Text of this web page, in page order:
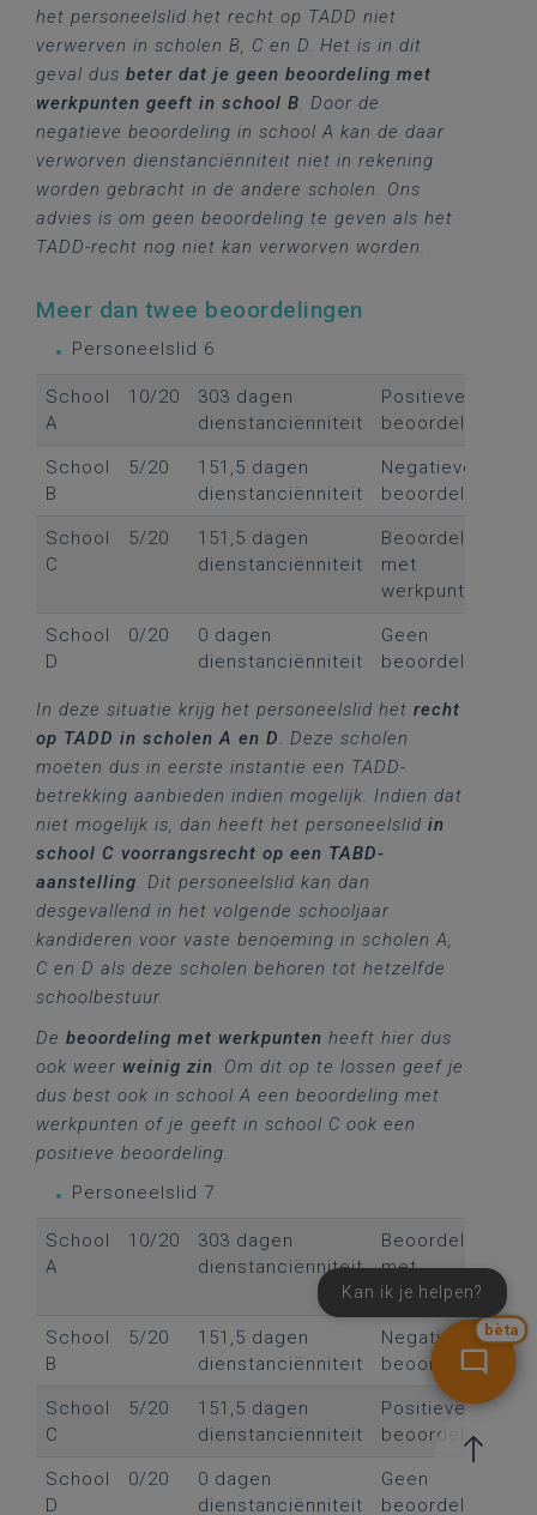
het personeelslid het recht op TADD niet
verwerven in scholen B, C en D. Het is in dit
geval dus beter dat je geen beoordeling met
werkpunten geeft in school B. Door de
negatieve beoordeling in school A kan de daar
verworven dienstanciënniteit niet in rekening
worden gebracht in de andere scholen. Ons
advies is om geen beoordeling te geven als het
TADD-recht nog niet kan verworven worden.
Meer dan twee beoordelingen
Personeelslid 6
School
A
10/20
303 dagen
dienstanciënniteit
Positieve
beoordeling
School
B
5/20
151,5 dagen
dienstanciënniteit
Negatieve
beoordeling
School
C
5/20
151,5 dagen
dienstanciënniteit
Beoordeling
met
werkpunten
School
D
0/20
0 dagen
dienstanciënniteit
Geen
beoordeling
In deze situatie krijg het personeelslid het recht
op TADD in scholen A en D. Deze scholen
moeten dus in eerste instantie een TADD-
betrekking aanbieden indien mogelijk. Indien dat
niet mogelijk is, dan heeft het personeelslid in
school C voorrangsrecht op een TABD-
aanstelling. Dit personeelslid kan dan
desgevallend in het volgende schooljaar
kandideren voor vaste benoeming in scholen A,
C en D als deze scholen behoren tot hetzelfde
schoolbestuur.
De beoordeling met werkpunten heeft hier dus
ook weer weinig zin. Om dit op te lossen geef je
dus best ook in school A een beoordeling met
werkpunten of je geeft in school C ook een
positieve beoordeling.
Personeelslid 7
School
A
10/20
303 dagen
dienstanciënniteit
Beoordeling
met
werkpunten
School
B
5/20
151,5 dagen
dienstanciënniteit
Negatieve
beoordeling
School
C
5/20
151,5 dagen
dienstanciënniteit
Positieve
beoordeling
School
D
0/20
0 dagen
dienstanciënniteit
Geen
beoordeling
bèta
Kan ik je helpen?